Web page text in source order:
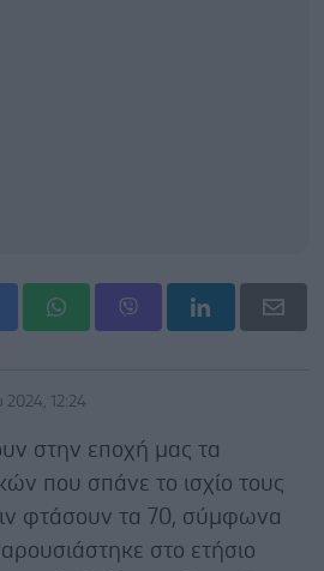
2024, 12:24
στην εποχή μας τα
που σπάνε το ισχίο τους
φτάσουν τα 70, σύμφωνα
στο ετήσιο